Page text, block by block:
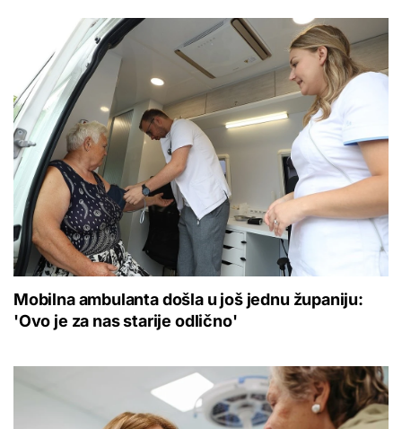
Mobilna ambulanta došla u još jednu županiju:
'Ovo je za nas starije odlično'